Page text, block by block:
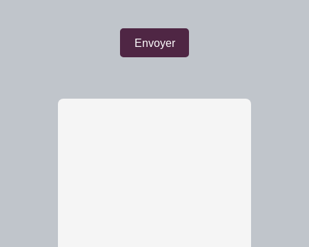
Envoyer